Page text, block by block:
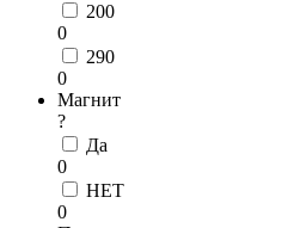
200
0
290
0
Магнит
?
Да
0
НЕТ
0